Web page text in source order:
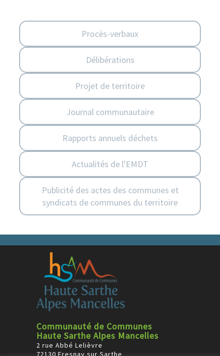
Procès-verbaux
Délibérations
Projet de territoire
Journal communautaire
Rapports annuels déchets
Actualités de l'EMDT
Publicité des actes des communes et
syndicats de communes du territoire
Communauté de Communes
Haute Sarthe Alpes Mancelles
2 rue Abbé Lelièvre
72130 Fresnay sur Sarthe